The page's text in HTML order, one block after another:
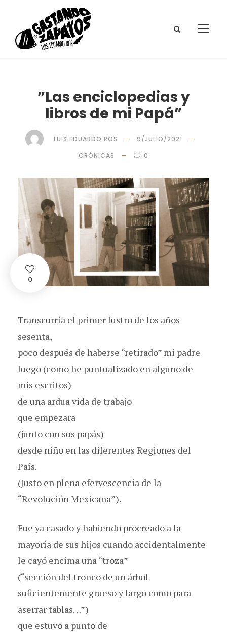
”Las enciclopedias y
libros de mi Papá”
LUIS EDUARDO ROS
9/JULIO/2021
CRÓNICAS
0
0
Transcurría el primer lustro de los años
sesenta,
poco después de haberse “retirado” mi padre
luego (como he puntualizado en alguno de
mis escritos)
de una ardua vida de trabajo
que empezara
(junto con sus papás)
desde niño en las diferentes Regiones del
País.
(Justo en plena efervescencia de la
“Revolución Mexicana”).
Fue ya casado y habiendo procreado a la
mayoría de sus hijos cuando accidentalmente
le cayó encima una “troza”
(“sección del tronco de un árbol
suficientemente grueso y largo como para
aserrar tablas…”)
que estuvo a punto de